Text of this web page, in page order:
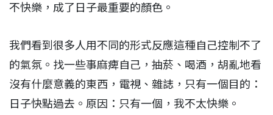
不快樂，成了日子最重要的顏色。
我們看到很多人用不同的形式反應這種自己控制不了
的氣氛。找一些事麻痺自己，抽菸、喝酒，胡亂地看
沒有什麼意義的東西，電視、雜誌，只有一個目的：
日子快點過去。原因：只有一個，我不太快樂。